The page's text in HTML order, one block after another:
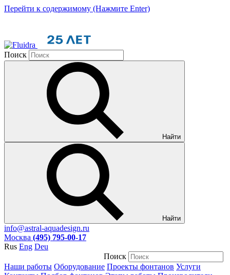
Перейти к содержимому (Нажмите Enter)
Поиск
Найти
Найти
info@astral-aquadesign.ru
Москва (495) 795-00-17
Rus Eng Deu
Поиск
Наши работы Оборудование Проекты фонтанов Услуги